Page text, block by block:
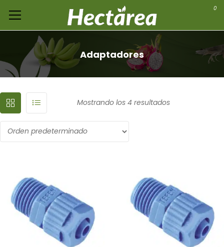
0
Adaptadores
Mostrando los 4 resultados